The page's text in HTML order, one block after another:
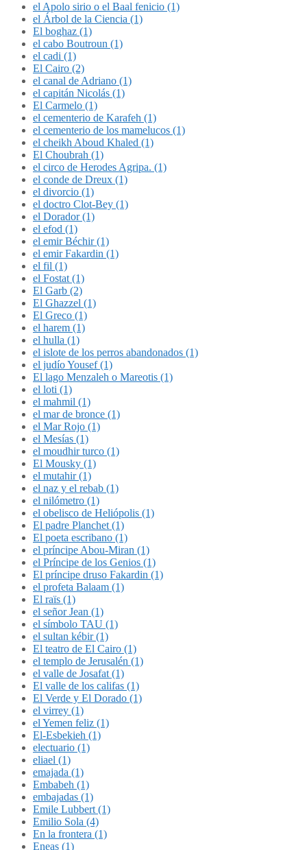
el Apolo sirio o el Baal fenicio (1)
el Árbol de la Ciencia (1)
El boghaz (1)
el cabo Boutroun (1)
el cadi (1)
El Cairo (2)
el canal de Adriano (1)
el capitán Nicolás (1)
El Carmelo (1)
el cementerio de Karafeh (1)
el cementerio de los mamelucos (1)
el cheikh Aboud Khaled (1)
El Choubrah (1)
el circo de Herodes Agripa. (1)
el conde de Dreux (1)
el divorcio (1)
el doctro Clot-Bey (1)
el Dorador (1)
el efod (1)
el emir Béchir (1)
el emir Fakardin (1)
el fil (1)
el Fostat (1)
El Garb (2)
El Ghazzel (1)
El Greco (1)
el harem (1)
el hulla (1)
el islote de los perros abandonados (1)
el judío Yousef (1)
El lago Menzaleh o Mareotis (1)
el loti (1)
el mahmil (1)
el mar de bronce (1)
el Mar Rojo (1)
el Mesías (1)
el moudhir turco (1)
El Mousky (1)
el mutahir (1)
el naz y el rebab (1)
el nilómetro (1)
el obelisco de Heliópolis (1)
El padre Planchet (1)
El poeta escribano (1)
el príncipe Abou-Miran (1)
el Príncipe de los Genios (1)
El príncipe druso Fakardin (1)
el profeta Balaam (1)
El raïs (1)
el señor Jean (1)
el símbolo TAU (1)
el sultan kébir (1)
El teatro de El Cairo (1)
el templo de Jerusalén (1)
el valle de Josafat (1)
El valle de los califas (1)
El Verde y El Dorado (1)
el virrey (1)
el Yemen feliz (1)
El-Esbekieh (1)
electuario (1)
eliael (1)
emajada (1)
Embabeh (1)
embajadas (1)
Emile Lubbert (1)
Emilio Sola (4)
En la frontera (1)
Eneas (1)